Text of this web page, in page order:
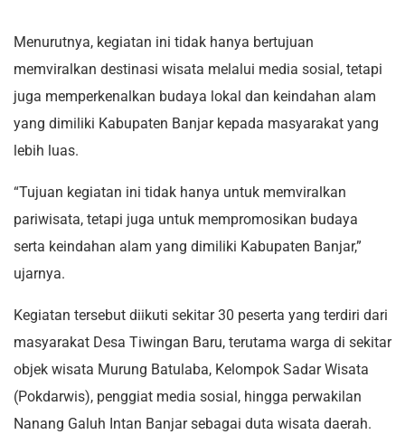
Menurutnya, kegiatan ini tidak hanya bertujuan
memviralkan destinasi wisata melalui media sosial, tetapi
juga memperkenalkan budaya lokal dan keindahan alam
yang dimiliki Kabupaten Banjar kepada masyarakat yang
lebih luas.
“Tujuan kegiatan ini tidak hanya untuk memviralkan
pariwisata, tetapi juga untuk mempromosikan budaya
serta keindahan alam yang dimiliki Kabupaten Banjar,”
ujarnya.
Kegiatan tersebut diikuti sekitar 30 peserta yang terdiri dari
masyarakat Desa Tiwingan Baru, terutama warga di sekitar
objek wisata Murung Batulaba, Kelompok Sadar Wisata
(Pokdarwis), penggiat media sosial, hingga perwakilan
Nanang Galuh Intan Banjar sebagai duta wisata daerah.